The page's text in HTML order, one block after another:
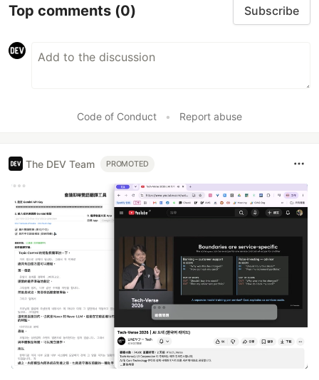
Top comments (0) Subscribe
Code of Conduct • Report abuse
The DEV Team PROMOTED